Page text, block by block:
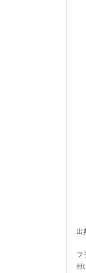
出
フ
付